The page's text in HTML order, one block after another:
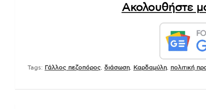
Ακολουθήστε
Tags: Γάλλος πεζοπόρος διάσωση Καρδαμύλη πολιτική